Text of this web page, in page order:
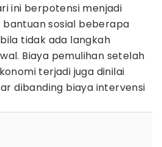
ini berpotensi menjadi
sosial beberapa
tidak ada langkah
Biaya pemulihan setelah
terjadi juga dinilai
dibanding biaya intervensi